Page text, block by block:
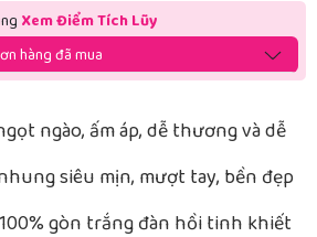
Xem Điểm Tích Lũy
hàng đã mua
ngào, ấm áp, dễ thương và dễ
siêu mịn, mượt tay, bền đẹp
gòn trắng đàn hồi tinh khiết